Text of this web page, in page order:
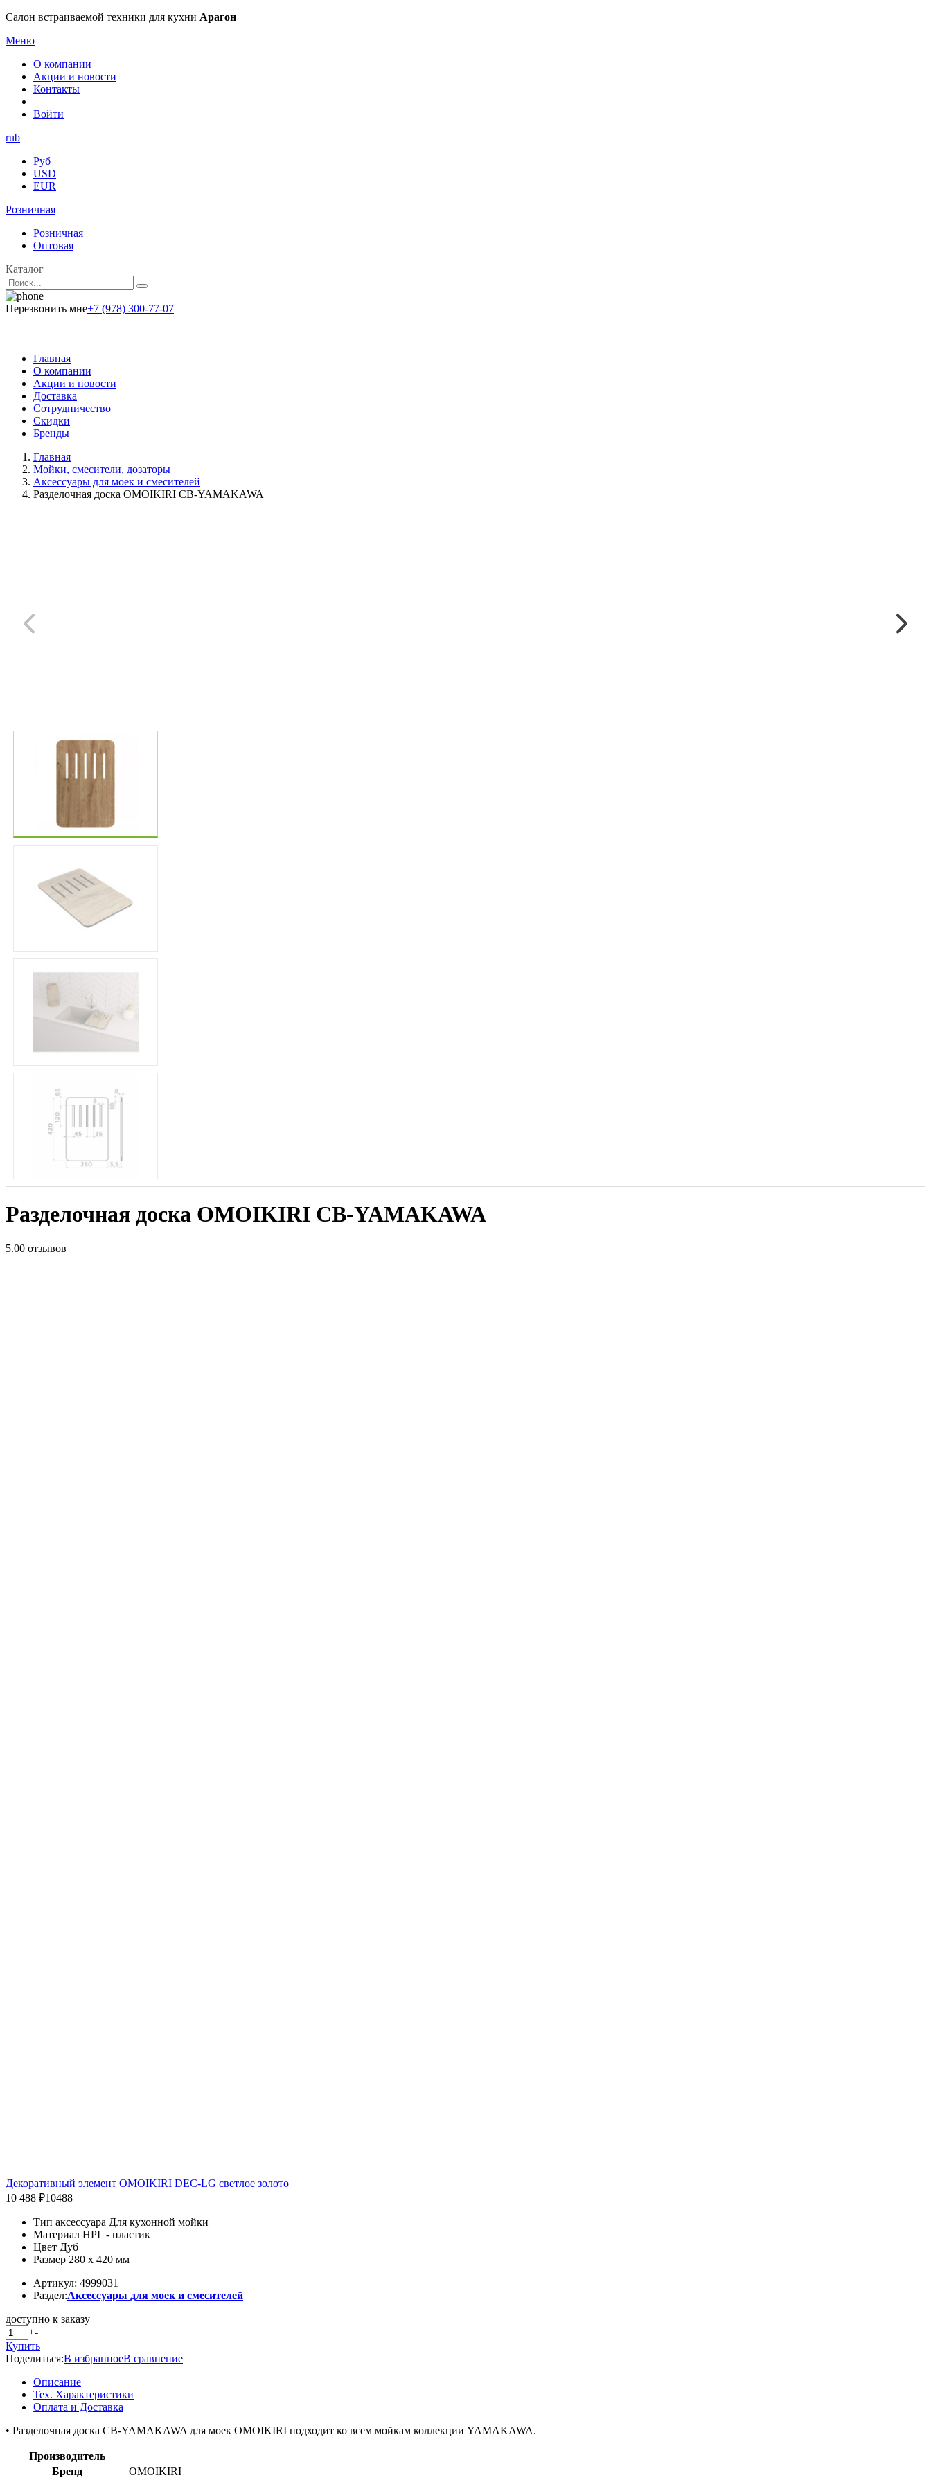
Салон встраиваемой техники для кухни Арагон
Меню
О компании
Акции и новости
Контакты
Войти
rub
Руб
USD
EUR
Розничная
Розничная
Оптовая
Каталог
Перезвонить мне+7 (978) 300-77-07
Главная
О компании
Акции и новости
Доставка
Сотрудничество
Скидки
Бренды
Главная
Мойки, смесители, дозаторы
Аксессуары для моек и смесителей
Разделочная доска OMOIKIRI CB-YAMAKAWA
Разделочная доска OMOIKIRI CB-YAMAKAWA
5.00 отзывов
Декоративный элемент OMOIKIRI DEC-LG светлое золото
10 488 ₽10488
Тип аксессуара Для кухонной мойки
Материал HPL - пластик
Цвет Дуб
Размер 280 x 420 мм
Артикул: 4999031
Раздел:Аксессуары для моек и смесителей
доступно к заказу
+-
Купить
Поделиться:В избранноеВ сравнение
Описание
Тех. Характеристики
Оплата и Доставка
• Разделочная доска CB-YAMAKAWA для моек OMOIKIRI подходит ко всем мойкам коллекции YAMAKAWA.
Производитель
Бренд
OMOIKIRI